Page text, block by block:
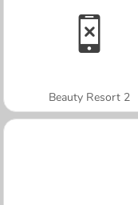
Beauty Resort 2